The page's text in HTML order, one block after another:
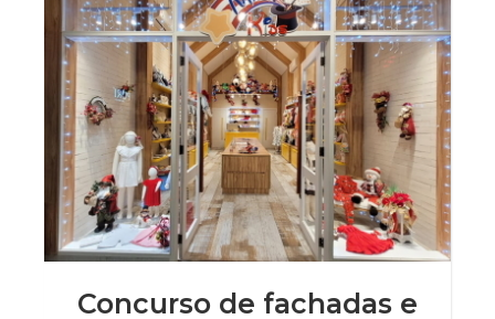
Concurso de fachadas e